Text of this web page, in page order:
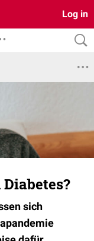
Log in
sich